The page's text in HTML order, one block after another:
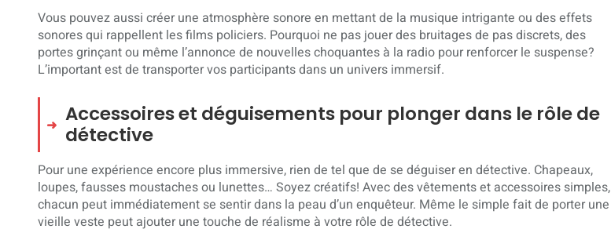
Vous pouvez aussi créer une atmosphère sonore en mettant de la musique intrigante ou des effets
sonores qui rappellent les films policiers. Pourquoi ne pas jouer des bruitages de pas discrets, des
portes grinçant ou même l’annonce de nouvelles choquantes à la radio pour renforcer le suspense?
L’important est de transporter vos participants dans un univers immersif.
Accessoires et déguisements pour plonger dans le rôle de
détective
Pour une expérience encore plus immersive, rien de tel que de se déguiser en détective. Chapeaux,
loupes, fausses moustaches ou lunettes… Soyez créatifs! Avec des vêtements et accessoires simples,
chacun peut immédiatement se sentir dans la peau d’un enquêteur. Même le simple fait de porter une
vieille veste peut ajouter une touche de réalisme à votre rôle de détective.